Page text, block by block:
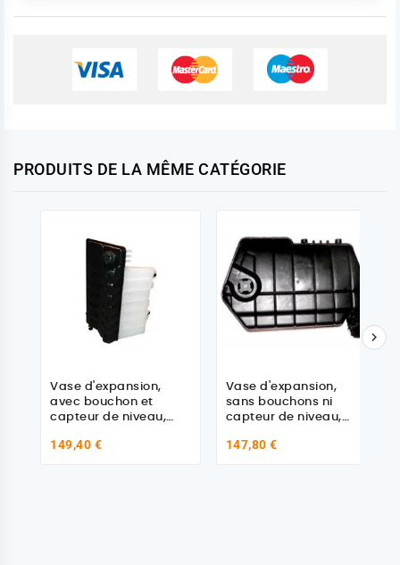
PRODUITS DE LA MÊME CATÉGORIE
Vase d'expansion,
avec bouchon et
capteur de niveau,
149,40 €
Vase d'expansion,
sans bouchons ni
capteur de niveau,
147,80 €
